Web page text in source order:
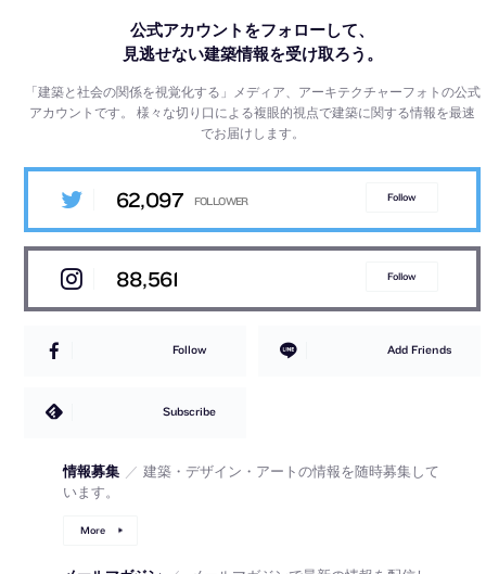
公式アカウントをフォローして、
見逃せない建築情報を受け取ろう。
「建築と社会の関係を視覚化する」メディア、アーキテクチャーフォトの公式
アカウントです。様々な切り口による複眼的視点で建築に関する情報を最速
でお届けします。
62,097 Follow
88,561 Follow
Follow Add Friends
Subscribe
情報募集 ／ 建築・デザイン・アートの情報を随時募集して
います。
More